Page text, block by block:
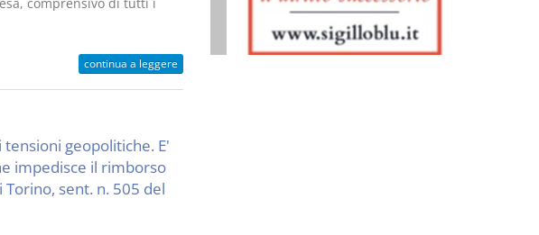
continua a leggere
geopolitiche. E'
impedisce il rimborso
sent. n. 505 del